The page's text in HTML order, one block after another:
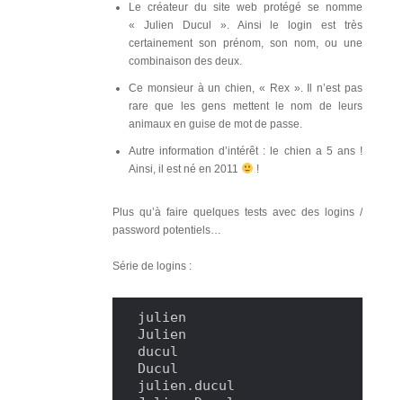
Le créateur du site web protégé se nomme
« Julien Ducul ». Ainsi le login est très
certainement son prénom, son nom, ou une
combinaison des deux.
Ce monsieur à un chien, « Rex ». Il n’est pas
rare que les gens mettent le nom de leurs
animaux en guise de mot de passe.
Autre information d’intérêt : le chien a 5 ans !
Ainsi, il est né en 2011
!
Plus qu’à faire quelques tests avec des logins /
password potentiels…
Série de logins :
julien
Julien
ducul
Ducul
julien.ducul